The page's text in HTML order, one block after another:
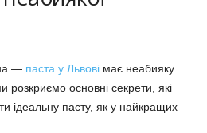
— паста у Львові має неабияку
розкриємо основні секрети, які
ідеальну пасту, як у найкращих